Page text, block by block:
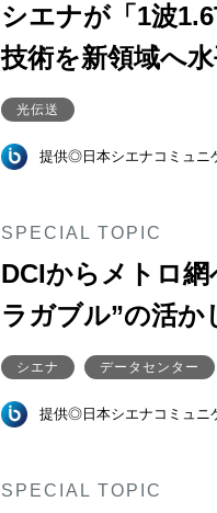
シエナが「1波
技術を新領域へ
光伝送
提供◎日本シエナコミュニ
SPECIAL TOPIC
DCIからメトロ
ラガブル”の活か
シエナ データセンター
提供◎日本シエナコミュニ
SPECIAL TOPIC